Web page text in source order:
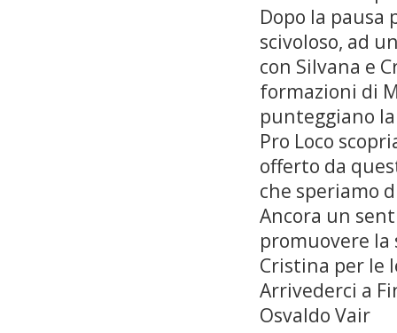
Dopo la
scivoloso, ad
con Silvana e
formazioni di
punteggiano
Pro Loco
offerto da
che speriamo
Ancora un
promuovere la
Cristina per le
Arrivederci a
Osvaldo Vair